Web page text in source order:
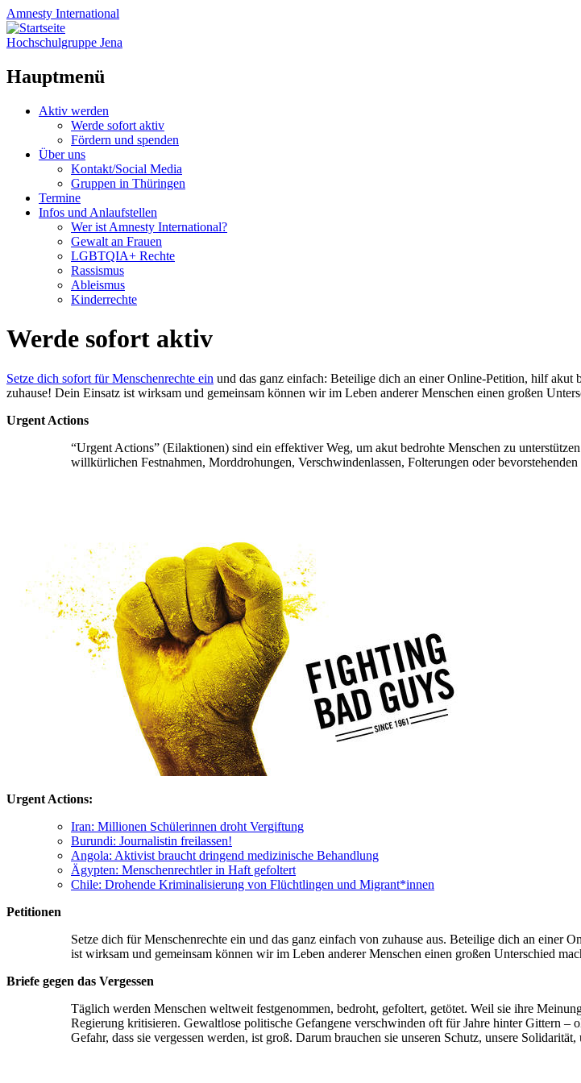
Amnesty International
Hochschulgruppe Jena
Hauptmenü
Zum
Aktiv werden
Werde sofort aktiv
Fördern und spenden
Über uns
Kontakt/Social Media
Gruppen in Thüringen
Termine
Infos und Anlaufstellen
Wer ist Amnesty International?
Gewalt an Frauen
LGBTQIA+ Rechte
Rassismus
Ableismus
Kinderrechte
Werde sofort aktiv
Setze dich sofort für Menschenrechte ein und das ganz einfach: Beteilige dich an einer Online-Petition, hilf akut
zuhause! Dein Einsatz ist wirksam und gemeinsam können wir im Leben anderer Menschen einen großen
Urgent Actions
“Urgent Actions” (Eilaktionen) sind ein effektiver Weg, um akut bedrohte Menschen zu
willkürlichen Festnahmen, Morddrohungen, Verschwindenlassen, Folterungen oder
Urgent Actions:
Iran: Millionen Schülerinnen droht Vergiftung
Burundi: Journalistin freilassen!
Angola: Aktivist braucht dringend medizinische Behandlung
Ägypten: Menschenrechtler in Haft gefoltert
Chile: Drohende Kriminalisierung von Flüchtlingen und Migrant*innen
Petitionen
Setze dich für Menschenrechte ein und das ganz einfach von zuhause aus. Beteilige dich an
ist wirksam und gemeinsam können wir im Leben anderer Menschen einen großen Unterschied
Briefe gegen das Vergessen
Täglich werden Menschen weltweit festgenommen, bedroht, gefoltert, getötet. Weil sie ihre
Regierung kritisieren. Gewaltlose politische Gefangene verschwinden oft für Jahre hinter Gittern
Gefahr, dass sie vergessen werden, ist groß. Darum brauchen sie unseren Schutz, unsere Solidarität,